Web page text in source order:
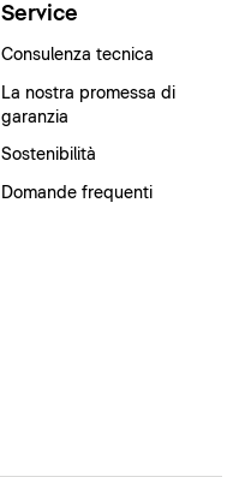
Service
Consulenza tecnica
La nostra promessa di
garanzia
Sostenibilità
Domande frequenti